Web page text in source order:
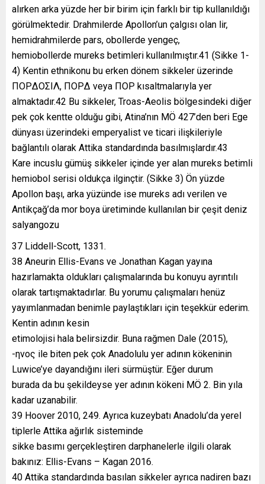
alırken arka yüzde her bir birim için farklı bir tip kullanıldığı
görülmektedir. Drahmilerde Apollon’un çalgısı olan lir,
hemidrahmilerde pars, obollerde yengeç,
hemiobollerde mureks betimleri kullanılmıştır.41 (Sikke 1-
4) Kentin ethnikonu bu erken dönem sikkeler üzerinde
ΠOPΔOΣIΛ, ΠOPΔ veya ΠOP kısaltmalarıyla yer
almaktadır.42 Bu sikkeler, Troas-Aeolis bölgesindeki diğer
pek çok kentte olduğu gibi, Atina’nın MÖ 427’den beri Ege
dünyası üzerindeki emperyalist ve ticari ilişkileriyle
bağlantılı olarak Attika standardında basılmışlardır.43
Kare incuslu gümüş sikkeler içinde yer alan mureks betimli
hemiobol serisi oldukça ilginçtir. (Sikke 3) Ön yüzde
Apollon başı, arka yüzünde ise mureks adı verilen ve
Antikçağ’da mor boya üretiminde kullanılan bir çeşit deniz
salyangozu
37 Liddell-Scott, 1331.
38 Aneurin Ellis-Evans ve Jonathan Kagan yayına
hazırlamakta oldukları çalışmalarında bu konuyu ayrıntılı
olarak tartışmaktadırlar. Bu yorumu çalışmaları henüz
yayımlanmadan benimle paylaştıkları için teşekkür ederim.
Kentin adının kesin
etimolojisi hala belirsizdir. Buna rağmen Dale (2015),
-ηνος ile biten pek çok Anadolulu yer adının kökeninin
Luwice’ye dayandığını ileri sürmüştür. Eğer durum
burada da bu şekildeyse yer adının kökeni MÖ 2. Bin yıla
kadar uzanabilir.
39 Hoover 2010, 249. Ayrıca kuzeybatı Anadolu’da yerel
tiplerle Attika ağırlık sisteminde
sikke basımı gerçekleştiren darphanelerle ilgili olarak
bakınız: Ellis-Evans – Kagan 2016.
40 Attika standardında basılan sikkeler ayrıca nadiren bazı